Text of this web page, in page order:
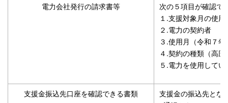
電力会社発行の請求書等
次の５項目が確認で
１.支援対象月の使用
２.電力の契約者
３.使用月（令和７
４.契約の種類（高
５.電力を使用してい
支援金振込先口座を確認できる書類
支援金の振込先とな